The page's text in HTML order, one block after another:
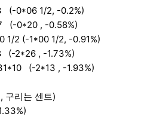
(-0*06 1/2, -0.2%)
(-0*20 , -0.58%)
1/2 (-1*00 1/2, -0.91%)
(-2*26 , -1.73%)
(-2*13 , -1.93%)
구리는 센트)